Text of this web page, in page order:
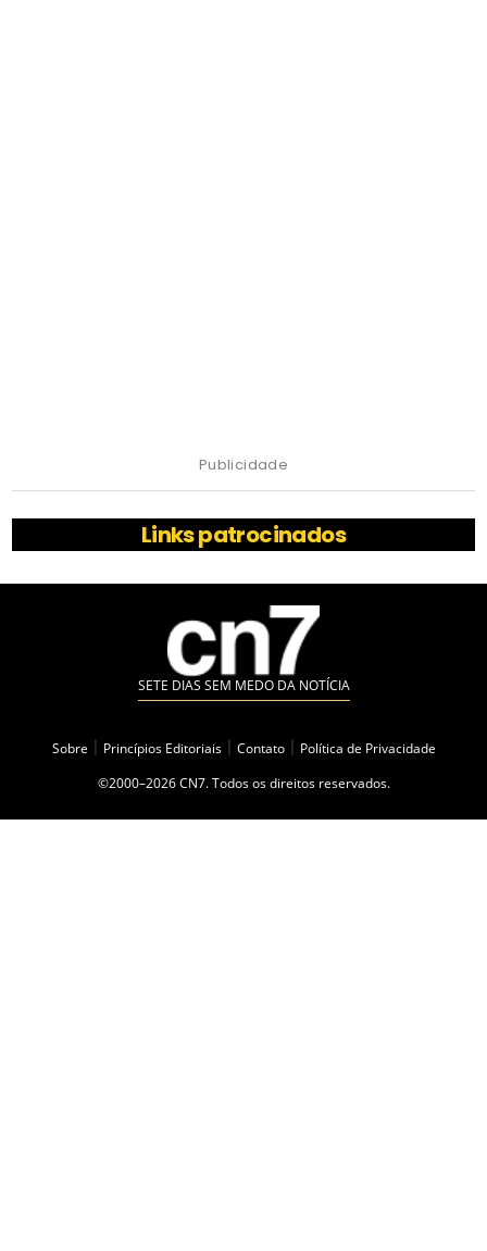
Publicidade
Links patrocinados
SETE DIAS SEM MEDO DA NOTÍCIA
Sobre Princípios Editoriais Contato
Política de Privacidade
©2000–2026 CN7. Todos os direitos reservados.